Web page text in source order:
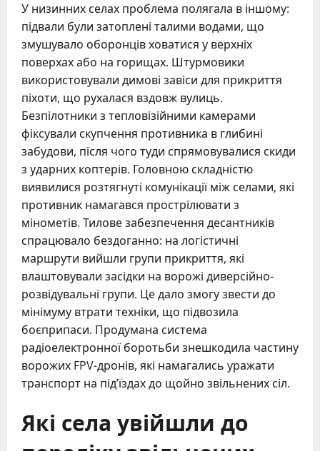
У низинних селах проблема полягала в іншому:
підвали були затоплені талими водами, що
змушувало оборонців ховатися у верхніх
поверхах або на горищах. Штурмовики
використовували димові завіси для прикриття
піхоти, що рухалася вздовж вулиць.
Безпілотники з тепловізійними камерами
фіксували скупчення противника в глибині
забудови, після чого туди спрямовувалися скиди
з ударних коптерів. Головною складністю
виявилися розтягнуті комунікації між селами, які
противник намагався прострілювати з
мінометів. Тилове забезпечення десантників
спрацювало бездоганно: на логістичні
маршрути вийшли групи прикриття, які
влаштовували засідки на ворожі диверсійно-
розвідувальні групи. Це дало змогу звести до
мінімуму втрати техніки, що підвозила
боєприпаси. Продумана система
радіоелектронної боротьби знешкодила частину
ворожих FPV-дронів, які намагались уражати
транспорт на під’їздах до щойно звільнених сіл.
Які села увійшли до